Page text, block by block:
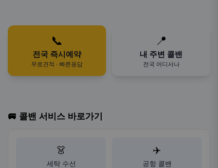
📞
전국 즉시예약
무료견적 · 빠른응답
📍
내 주변 콜밴
전국 어디서나
🚐 콜밴 서비스 바로가기
👗
세탁 수선
✈️
공항 콜밴